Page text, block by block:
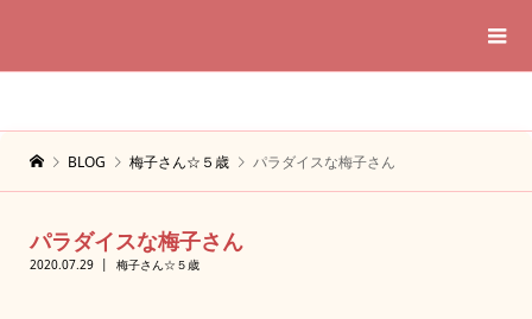
BLOG 梅子さん☆５歳 パラダイスな梅子さん
パラダイスな梅子さん
2020.07.29 梅子さん☆５歳